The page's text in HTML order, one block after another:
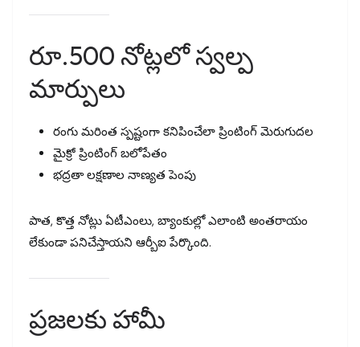
రూ.500 నోట్లలో స్వల్ప
మార్పులు
రంగు మరింత స్పష్టంగా కనిపించేలా ప్రింటింగ్‌ మెరుగుదల
మైక్రో ప్రింటింగ్‌ బలోపేతం
భద్రతా లక్షణాల నాణ్యత పెంపు
పాత, కొత్త నోట్లు ఏటీఎంలు, బ్యాంకుల్లో ఎలాంటి అంతరాయం
లేకుండా పనిచేస్తాయని ఆర్బీఐ పేర్కొంది.
ప్రజలకు హామీ